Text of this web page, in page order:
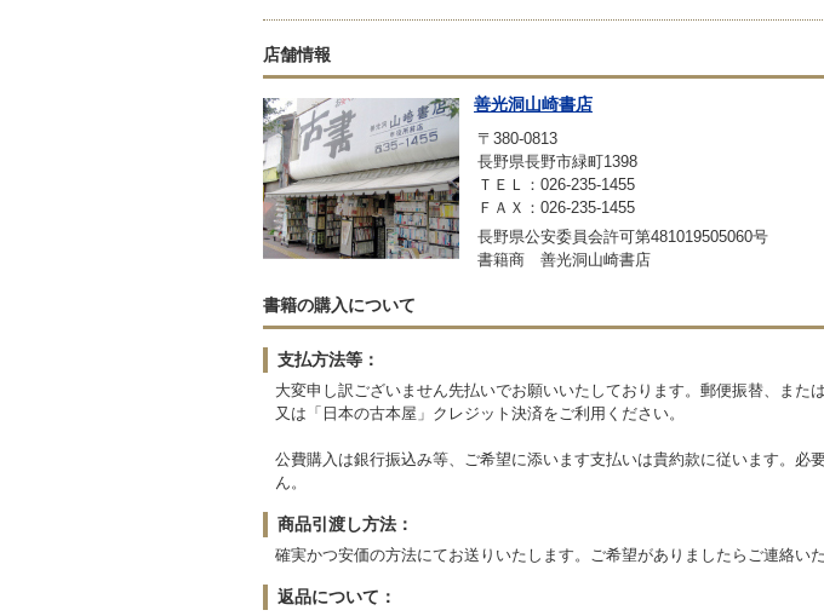
店舗情報
善光洞山崎書店
〒380-0813
長野県長野市緑町1398
ＴＥＬ：026-235-1455
ＦＡＸ：026-235-1455
長野県公安委員会許可第481019505060号
書籍商 善光洞山崎書店
書籍の購入について
支払方法等：
大変申し訳ございません先払いでお願いいたしております。郵便振替、また
又は「日本の古本屋」クレジット決済をご利用ください。
公費購入は銀行振込み等、ご希望に添います支払いは貴約款に従います。
ん。
商品引渡し方法：
確実かつ安価の方法にてお送りいたします。ご希望がありましたらご連絡い
返品について：